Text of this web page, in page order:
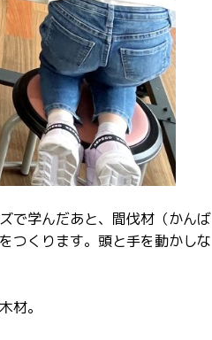
で学んだあと、間伐材（かんば
つくります。頭と手を動かしな
材。